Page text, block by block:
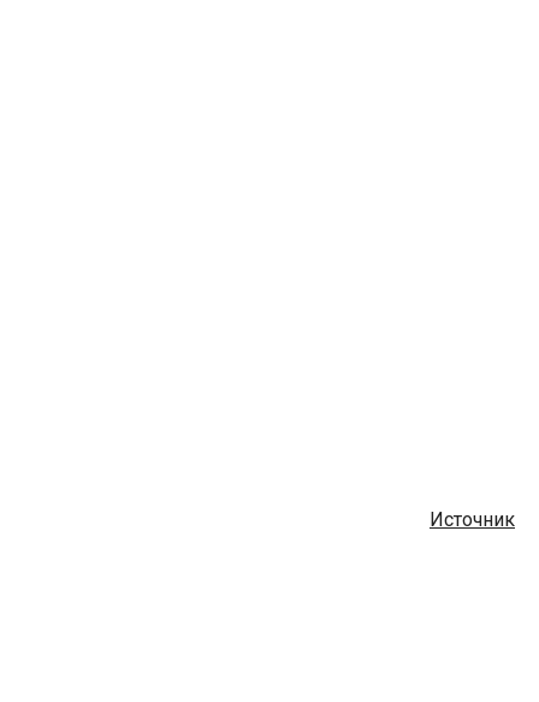
Источник